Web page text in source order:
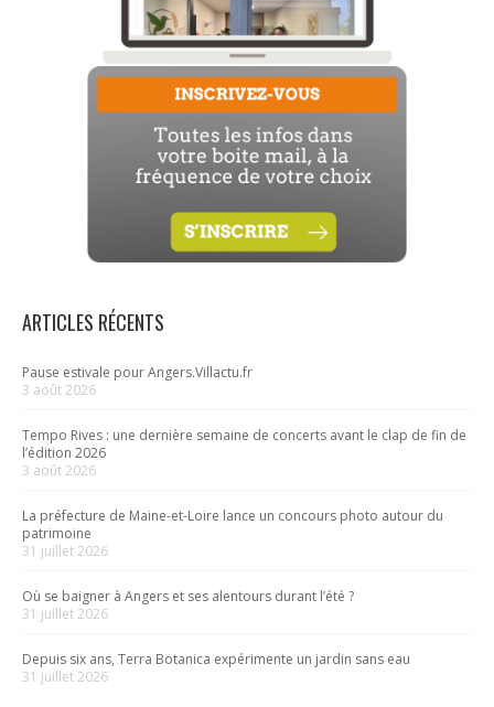
ARTICLES RÉCENTS
Pause estivale pour Angers.Villactu.fr
3 août 2026
Tempo Rives : une dernière semaine de concerts avant le clap de fin de
l’édition 2026
3 août 2026
La préfecture de Maine-et-Loire lance un concours photo autour du
patrimoine
31 juillet 2026
Où se baigner à Angers et ses alentours durant l’été ?
31 juillet 2026
Depuis six ans, Terra Botanica expérimente un jardin sans eau
31 juillet 2026